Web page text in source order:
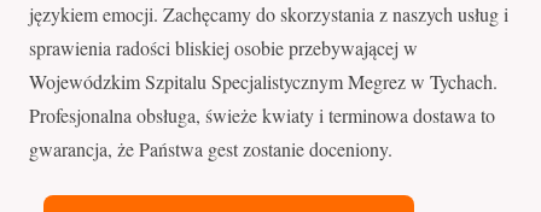
językiem emocji. Zachęcamy do skorzystania z naszych usług i
sprawienia radości bliskiej osobie przebywającej w
Wojewódzkim Szpitalu Specjalistycznym Megrez w Tychach.
Profesjonalna obsługa, świeże kwiaty i terminowa dostawa to
gwarancja, że Państwa gest zostanie doceniony.